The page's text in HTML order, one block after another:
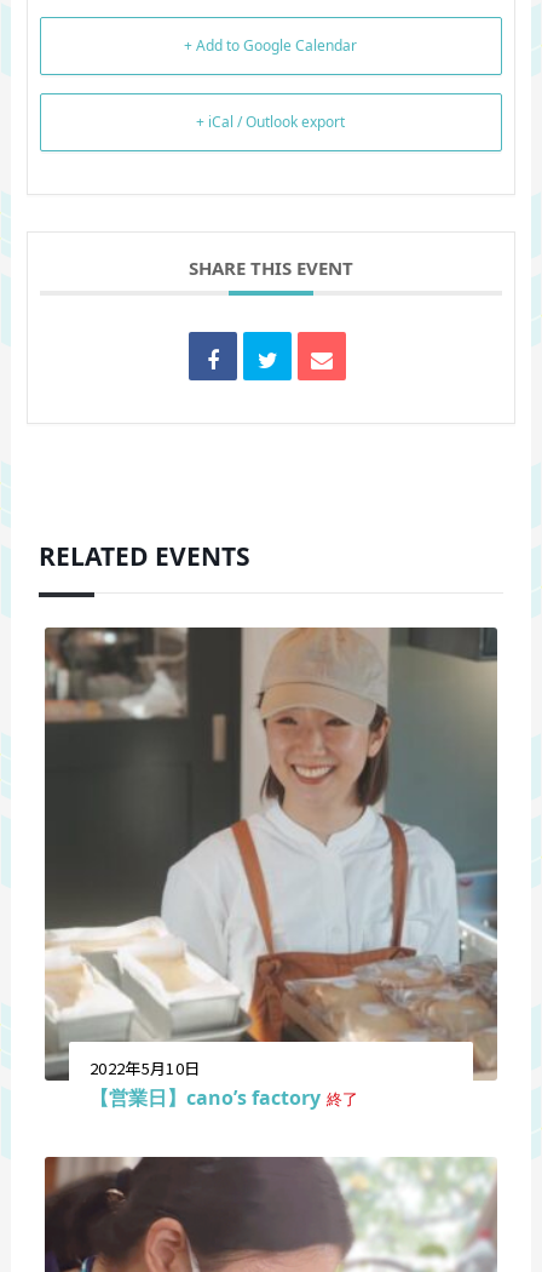
+ Add to Google Calendar
+ iCal / Outlook export
SHARE THIS EVENT
RELATED EVENTS
2022年5月10日
【営業日】cano’s factory 終了